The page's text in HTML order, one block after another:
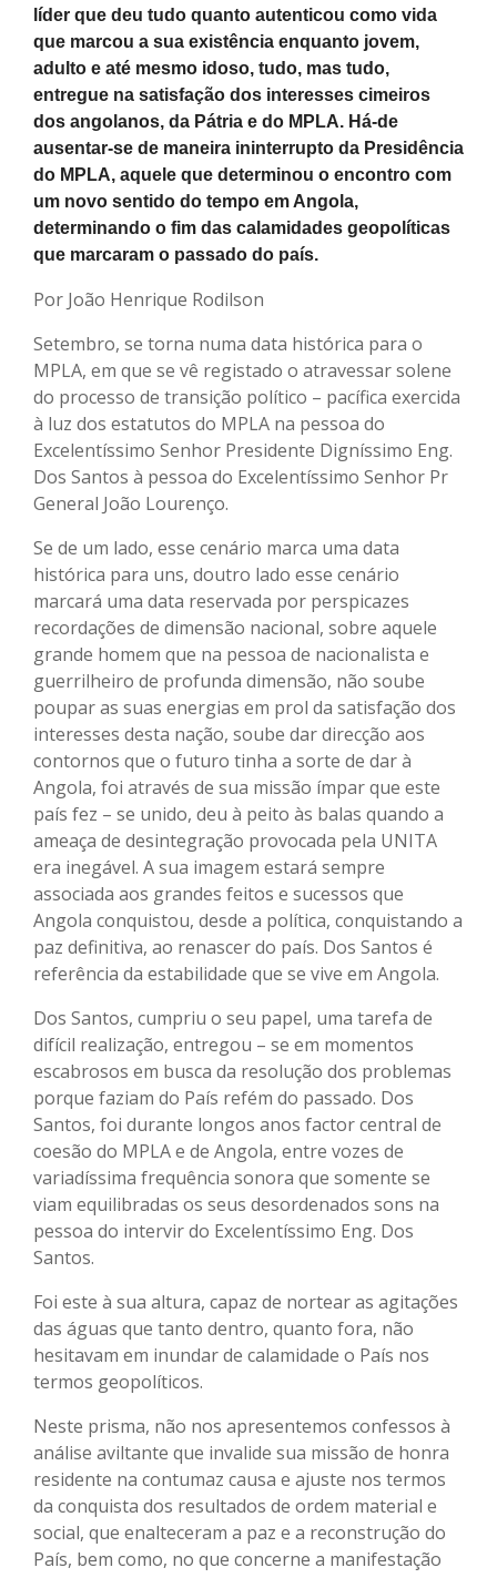
líder que deu tudo quanto autenticou como vida
que marcou a sua existência enquanto jovem,
adulto e até mesmo idoso, tudo, mas tudo,
entregue na satisfação dos interesses cimeiros
dos angolanos, da Pátria e do MPLA. Há-de
ausentar-se de maneira ininterrupto da Presidência
do MPLA, aquele que determinou o encontro com
um novo sentido do tempo em Angola,
determinando o fim das calamidades geopolíticas
que marcaram o passado do país.
Por João Henrique Rodilson
Setembro, se torna numa data histórica para o
MPLA, em que se vê registado o atravessar solene
do processo de transição político – pacífica exercida
à luz dos estatutos do MPLA na pessoa do
Excelentíssimo Senhor Presidente Digníssimo Eng.
Dos Santos à pessoa do Excelentíssimo Senhor Pr
General João Lourenço.
Se de um lado, esse cenário marca uma data
histórica para uns, doutro lado esse cenário
marcará uma data reservada por perspicazes
recordações de dimensão nacional, sobre aquele
grande homem que na pessoa de nacionalista e
guerrilheiro de profunda dimensão, não soube
poupar as suas energias em prol da satisfação dos
interesses desta nação, soube dar direcção aos
contornos que o futuro tinha a sorte de dar à
Angola, foi através de sua missão ímpar que este
país fez – se unido, deu à peito às balas quando a
ameaça de desintegração provocada pela UNITA
era inegável. A sua imagem estará sempre
associada aos grandes feitos e sucessos que
Angola conquistou, desde a política, conquistando a
paz definitiva, ao renascer do país. Dos Santos é
referência da estabilidade que se vive em Angola.
Dos Santos, cumpriu o seu papel, uma tarefa de
difícil realização, entregou – se em momentos
escabrosos em busca da resolução dos problemas
porque faziam do País refém do passado. Dos
Santos, foi durante longos anos factor central de
coesão do MPLA e de Angola, entre vozes de
variadíssima frequência sonora que somente se
viam equilibradas os seus desordenados sons na
pessoa do intervir do Excelentíssimo Eng. Dos
Santos.
Foi este à sua altura, capaz de nortear as agitações
das águas que tanto dentro, quanto fora, não
hesitavam em inundar de calamidade o País nos
termos geopolíticos.
Neste prisma, não nos apresentemos confessos à
análise aviltante que invalide sua missão de honra
residente na contumaz causa e ajuste nos termos
da conquista dos resultados de ordem material e
social, que enalteceram a paz e a reconstrução do
País, bem como, no que concerne a manifestação